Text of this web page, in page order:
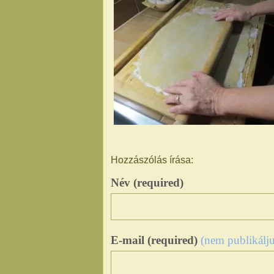
Hozzászólás írása:
Név (required)
E-mail (required) (nem